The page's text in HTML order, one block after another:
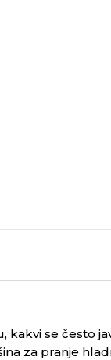
kakvi se često
za pranje